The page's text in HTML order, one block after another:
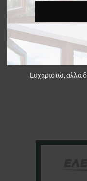
Ευχαριστώ, αλλά